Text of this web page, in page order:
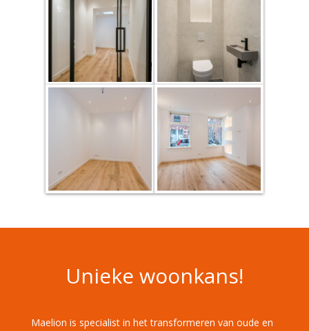
Unieke woonkans!
Maelion is specialist in het transformeren van oude en